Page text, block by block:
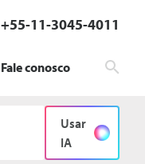
+55-11-3045-4011
Fale conosco
Usar
IA